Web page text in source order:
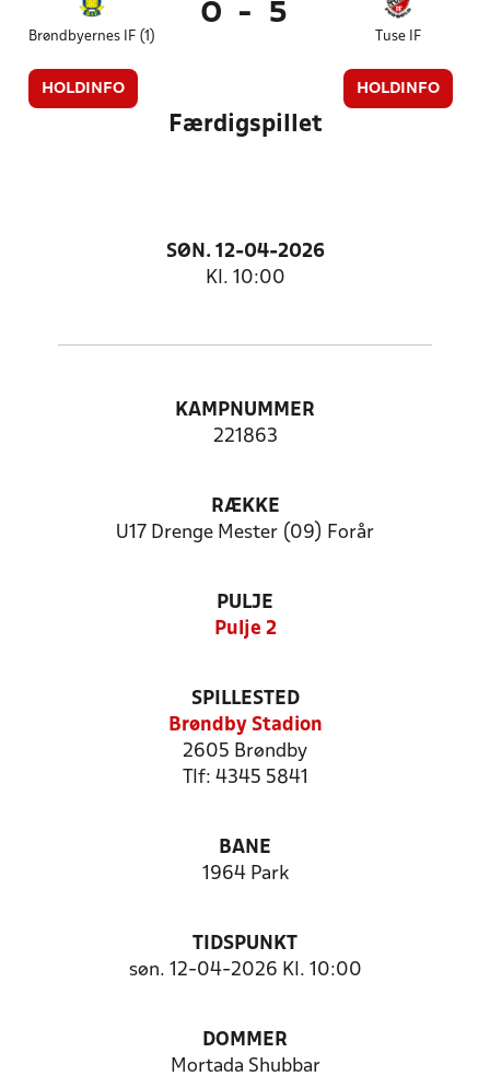
Brøndbyernes IF (1)
HOLDINFO
0 - 5
Tuse IF
HOLDINFO
Færdigspillet
SØN. 12-04-2026
Kl. 10:00
KAMPNUMMER
221863
RÆKKE
U17 Drenge Mester (09) Forår
PULJE
Pulje 2
SPILLESTED
Brøndby Stadion
2605 Brøndby
Tlf: 4345 5841
BANE
1964 Park
TIDSPUNKT
søn. 12-04-2026 Kl. 10:00
DOMMER
Mortada Shubbar